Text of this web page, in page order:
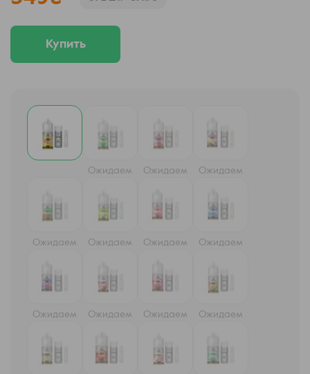
Купить
Ожидаем Ожидаем Ожидаем
Ожидаем Ожидаем Ожидаем Ожидаем
Ожидаем Ожидаем Ожидаем Ожидаем